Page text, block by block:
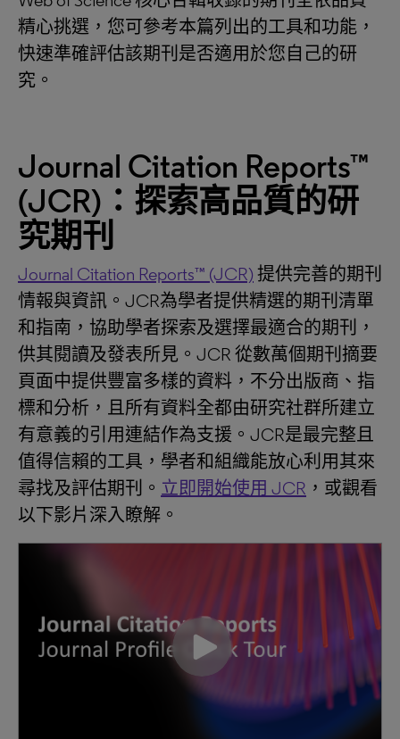
精心挑選，您可參考本篇列出的工具和功能，
快速準確評估該期刊是否適用於您自己的研
究。
Journal Citation Reports™
(JCR)：探索高品質的研
究期刊
Journal Citation Reports™ (JCR) 提供完善的期刊
情報與資訊。JCR為學者提供精選的期刊清單
和指南，協助學者探索及選擇最適合的期刊，
供其閱讀及發表所見。JCR 從數萬個期刊摘要
頁面中提供豐富多樣的資料，不分出版商、指
標和分析，且所有資料全都由研究社群所建立
有意義的引用連結作為支援。JCR是最完整且
值得信賴的工具，學者和組織能放心利用其來
尋找及評估期刊。 立即開始使用 JCR ，或觀看
以下影片深入瞭解。